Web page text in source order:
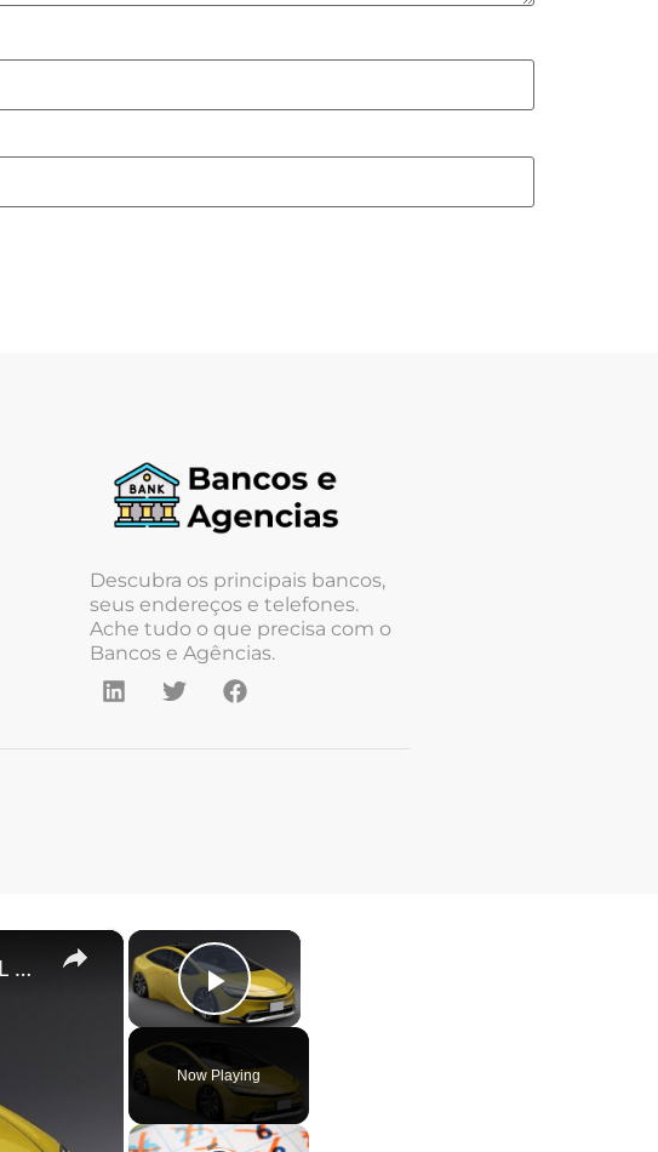
Descubra os principais bancos,
seus endereços e telefones.
Ache tudo o que precisa com o
Bancos e Agências.
×
Play Video
Now Playing
×
NOVO TOYOTA PRIUS TEM VISUAL FUTURISTA, PAINEL SOLAR E VEM PARA O BRASIL